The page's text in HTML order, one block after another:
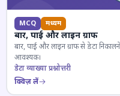
MCQ मध्यम
बार, पाई और लाइन ग्राफ
बार, पाई और लाइन ग्राफ से डेटा
आवश्यक।
डेटा व्याख्या प्रश्नोत्तरी
क्विज़ लें